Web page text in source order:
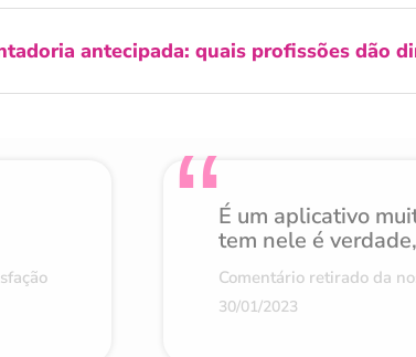
antecipada: quais profissões dão
É um aplicativo
tem nele é
Comentário retirado da
30/01/2023